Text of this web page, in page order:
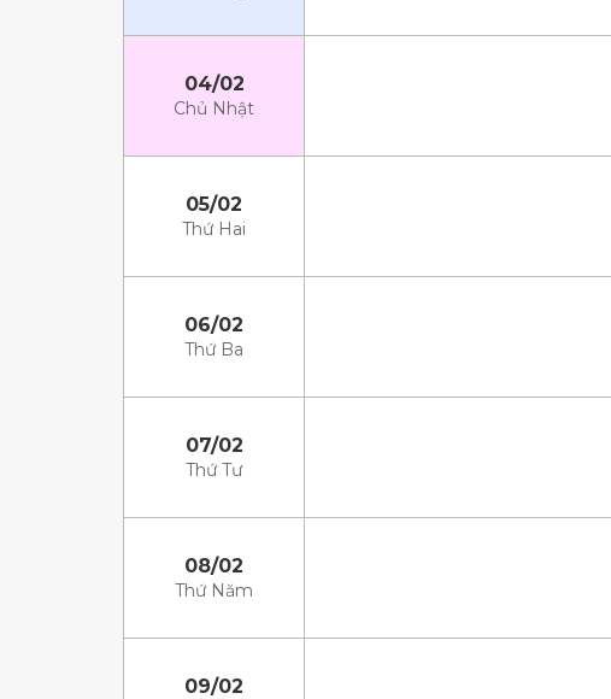
04/02
Chủ Nhật
05/02
Thứ Hai
06/02
Thứ Ba
07/02
Thứ Tư
08/02
Thứ Năm
09/02